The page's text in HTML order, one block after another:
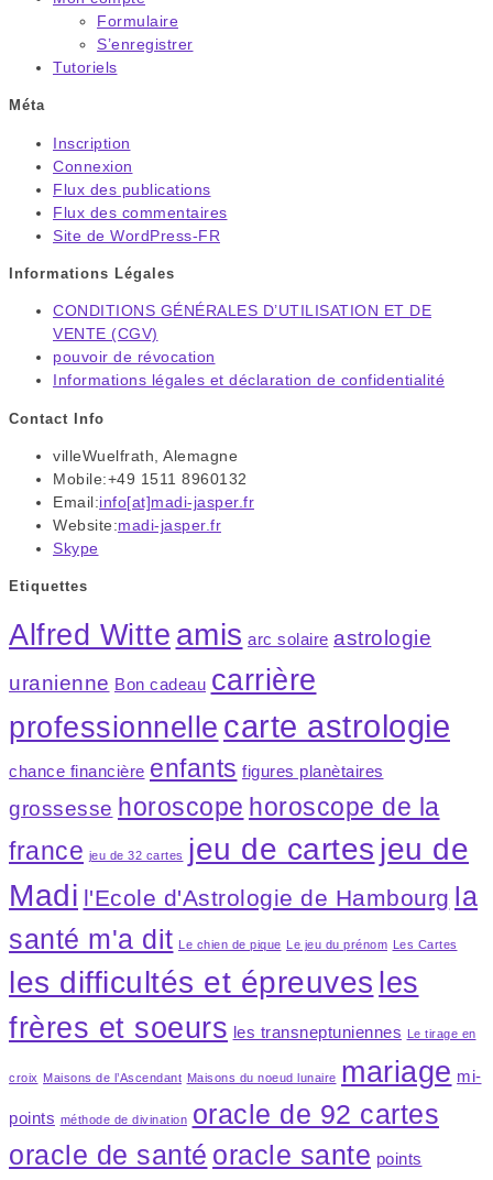
Formulaire
S’enregistrer
Tutoriels
Méta
Inscription
Connexion
Flux des publications
Flux des commentaires
Site de WordPress-FR
Informations Légales
CONDITIONS GÉNÉRALES D’UTILISATION ET DE
VENTE (CGV)
pouvoir de révocation
Informations légales et déclaration de confidentialité
Contact Info
villeWuelfrath, Alemagne
Mobile:+49 1511 8960132
Email:info[at]madi-jasper.fr
Website:madi-jasper.fr
Skype
Etiquettes
Alfred Witte amis arc solaire astrologie
uranienne Bon cadeau carrière
professionnelle carte astrologie
chance financière enfants figures planètaires
grossesse horoscope horoscope de la
france jeu de 32 cartes jeu de cartes jeu de
Madi l'Ecole d'Astrologie de Hambourg la
santé m'a dit Le chien de pique Le jeu du prénom Les Cartes
les difficultés et épreuves les
frères et soeurs les transneptuniennes Le tirage en
croix Maisons de l’Ascendant Maisons du noeud lunaire mariage mi-
points méthode de divination oracle de 92 cartes
oracle de santé oracle sante points